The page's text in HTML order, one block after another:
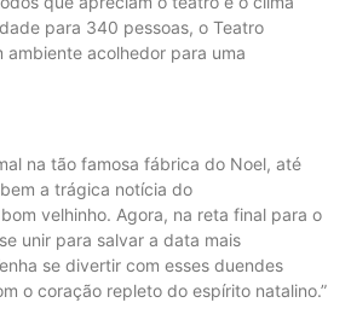
para 340 pessoas, o Teatro
ambiente acolhedor para uma
na tão famosa fábrica do Noel, até
a trágica notícia do
velhinho. Agora, na reta final para o
unir para salvar a data mais
se divertir com esses duendes
o coração repleto do espírito natalino.”